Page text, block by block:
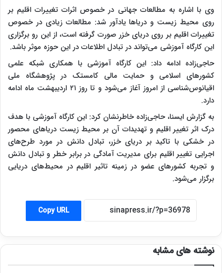
وی با اشاره به مطالعات جهانی در خصوص اثرات تغییرات اقلیم بر
روی محیط زیست و دریاها یادآور شد: مطالعات زیادی در خصوص
تغییرات اقلیم بر روی دریای خزر صورت گرفته است، از این رو برگزاری
این کارگاه آموزشی می‌تواند در تبادل اطلاعات در این حوزه موثر باشد.
حاجی‌زاده ادامه داد: این کارگاه آموزشی با همکاری شبکه علمی
کشورهای اسلامی و حمایت مالی کامستک در پژوهشگاه ملی
اقیانوس‌شناسی از امروز آغاز می‌شود و تا روز ۲۱ اردیبهشت ماه ادامه
دارد.
به گزارش ایسنا،حاجی‌زاده خاطرنشان کرد: این کارگاه آموزشی با هدف
درک اثر تغییر اقلیم و تهدیدات آن بر محیط زیست دریاهای محصور
در خشکی با تاکید بر دریای خزر، تبادل دانش در مورد طرح‌های
اجرایی تغییر اقلیم برای مدیریت آمادگی در برابر خطر و تبادل دانش
و تجربه کشورهای عضو در زمینه تاثیر اقلیم در محیط‌های دریایی
برگزار می‌شود.
Copy URL
نوشته های مشابه